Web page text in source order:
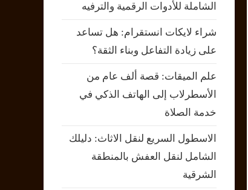
الشاملة للأدوات الرقمية والترفيه
شراء لايكات انستقرام: هل تساعد
على زيادة التفاعل وبناء الثقة؟
علم الميقات: قصة ألف عام من
الأسطرلاب إلى الهاتف الذكي في
خدمة الصلاة
الاسطول السريع لنقل الاثاث: دليلك
الشامل لنقل العفش بالمنطقة
الشرقية